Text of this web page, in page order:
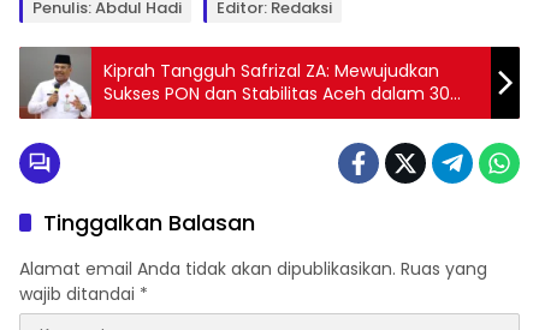
Penulis: Abdul Hadi Editor: Redaksi
Kiprah Tangguh Safrizal ZA: Mewujudkan
Sukses PON dan Stabilitas Aceh dalam 30
Hari
Tinggalkan Balasan
Alamat email Anda tidak akan dipublikasikan. Ruas yang
wajib ditandai *